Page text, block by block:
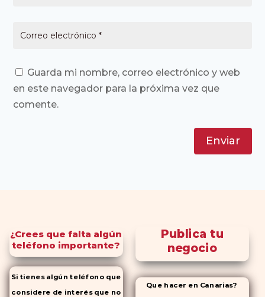
Guarda mi nombre, correo electrónico y web
en este navegador para la próxima vez que
comente.
Enviar
¿Crees que falta algún
teléfono importante?
Si tienes algún teléfono que
considere de interés que no
Publica tu
negocio
Que hacer en Canarias?